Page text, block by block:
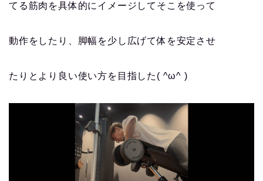
てる筋肉を具体的にイメージしてそこを使って
動作をしたり、脚幅を少し広げて体を安定させ
たりとより良い使い方を目指した( ^ω^ )